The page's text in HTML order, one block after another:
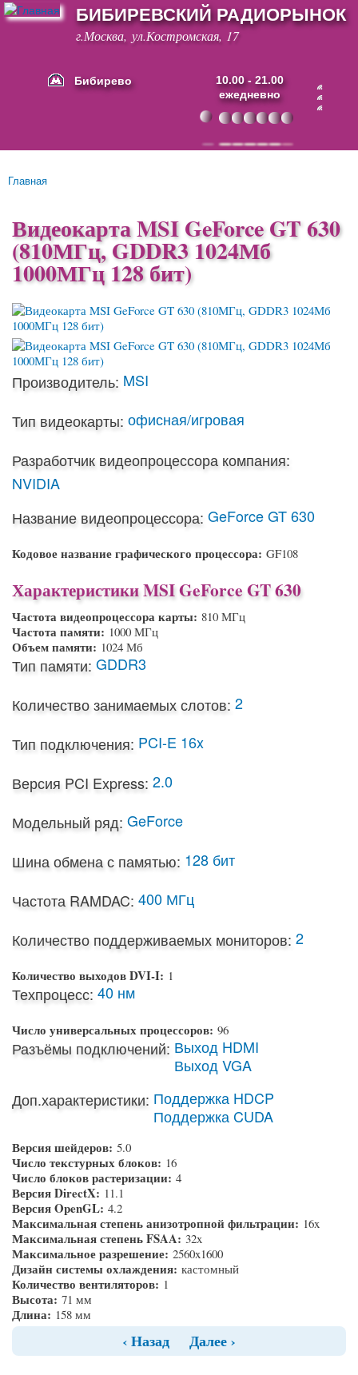
Перейти к
основному
содержанию
БИБИРЕВСКИЙ РАДИОРЫНОК
г.Москва, ул.Костромская, 17
Бибирево
10.00 - 21.00
ежедневно
Основные ссылки
Вы здесь
Главная
Видеокарта MSI GeForce GT 630
(810МГц, GDDR3 1024Мб
1000МГц 128 бит)
Производитель: MSI
Тип видеокарты: офисная/игровая
Разработчик видеопроцессора компания:
NVIDIA
Название видеопроцессора: GeForce GT 630
Кодовое название графического процессора: GF108
Характеристики MSI GeForce GT 630
Частота видеопроцессора карты: 810 МГц
Частота памяти: 1000 МГц
Объем памяти: 1024 Мб
Тип памяти: GDDR3
Количество занимаемых слотов: 2
Тип подключения: PCI-E 16x
Версия PCI Express: 2.0
Модельный ряд: GeForce
Шина обмена с памятью: 128 бит
Частота RAMDAC: 400 МГц
Количество поддерживаемых мониторов: 2
Количество выходов DVI-I: 1
Техпроцесс: 40 нм
Число универсальных процессоров: 96
Разъёмы подключений: Выход HDMI
Выход VGA
Доп.характеристики: Поддержка HDCP
Поддержка CUDA
Версия шейдеров: 5.0
Число текстурных блоков: 16
Число блоков растеризации: 4
Версия DirectX: 11.1
Версия OpenGL: 4.2
Максимальная степень анизотропной фильтрации: 16x
Максимальная степень FSAA: 32x
Максимальное разрешение: 2560x1600
Дизайн системы охлаждения: кастомный
Количество вентиляторов: 1
Высота: 71 мм
Длина: 158 мм
‹ Назад Далее ›